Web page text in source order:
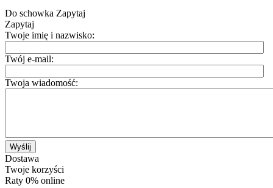
Do schowka Zapytaj
Zapytaj
Twoje imię i nazwisko:
Twój e-mail:
Twoja wiadomość:
Wyślij
Dostawa
Twoje korzyści
Raty 0% online